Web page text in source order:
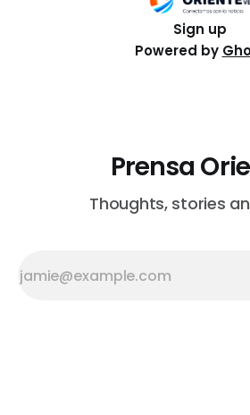
Sign up
Powered by
Prensa
Thoughts, stories